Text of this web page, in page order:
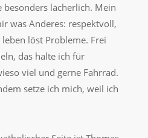
lächerlich. Mein
was Anderes: respektvoll,
löst Probleme. Frei
das halte ich für
viel und gerne Fahrrad.
setze ich mich, weil ich